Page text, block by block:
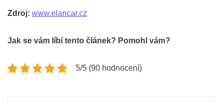
Zdroj: www.elancar.cz
Jak se vám líbí tento článek? Pomohl vám?
5/5 (90 hodnocení)